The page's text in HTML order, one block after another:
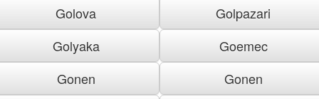
Golova
Golpazari
Golyaka
Goemec
Gonen
Gonen